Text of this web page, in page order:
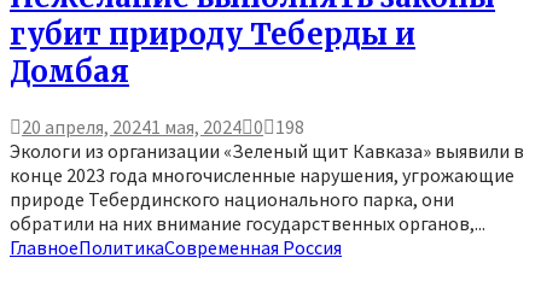
губит природу Теберды и
Домбая
20 апреля, 20241 мая, 2024 0 198
Экологи из организации «Зеленый щит Кавказа» выявили в
конце 2023 года многочисленные нарушения, угрожающие
природе Тебердинского национального парка, они
обратили на них внимание государственных органов,...
ГлавноеПолитикаСовременная Россия